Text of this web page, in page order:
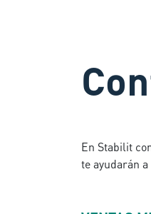
En Stabilit
te ayudarán